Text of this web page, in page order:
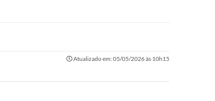
Atualizado em: 05/05/2026 às 10h15